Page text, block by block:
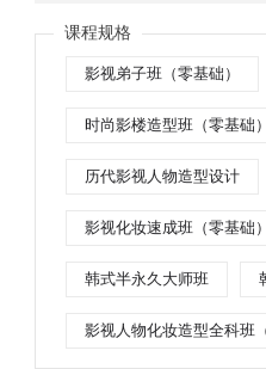
课程规格
影视弟子班（零基础）
时尚影楼造型班（零基础
历代影视人物造型设计
影视化妆速成班（零基础
韩式半永久大师班
影视人物化妆造型全科班